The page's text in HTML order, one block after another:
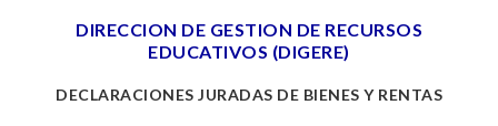
DIRECCION DE GESTION DE RECURSOS
EDUCATIVOS (DIGERE)
DECLARACIONES JURADAS DE BIENES Y RENTAS